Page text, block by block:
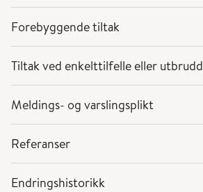
Forebyggende tiltak
Tiltak ved enkelttilfelle eller utbrudd
Meldings- og varslingsplikt
Referanser
Endringshistorikk